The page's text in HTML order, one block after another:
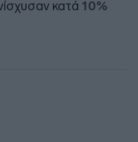
κατά 10%